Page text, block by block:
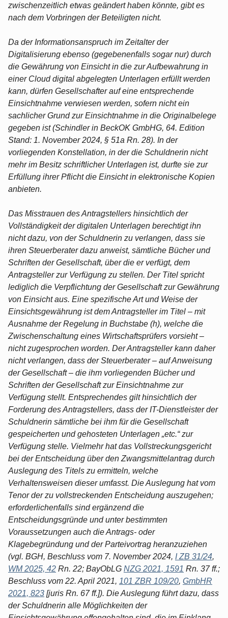
zwischenzeitlich etwas geändert haben könnte, gibt es
nach dem Vorbringen der Beteiligten nicht.
Da der Informationsanspruch im Zeitalter der
Digitalisierung ebenso (gegebenenfalls sogar nur) durch
die Gewährung von Einsicht in die zur Aufbewahrung in
einer Cloud digital abgelegten Unterlagen erfüllt werden
kann, dürfen Gesellschafter auf eine entsprechende
Einsichtnahme verwiesen werden, sofern nicht ein
sachlicher Grund zur Einsichtnahme in die Originalbelege
gegeben ist (Schindler in BeckOK GmbHG, 64. Edition
Stand: 1. November 2024, § 51a Rn. 28). In der
vorliegenden Konstellation, in der die Schuldnerin nicht
mehr im Besitz schriftlicher Unterlagen ist, durfte sie zur
Erfüllung ihrer Pflicht die Einsicht in elektronische Kopien
anbieten.
Das Misstrauen des Antragstellers hinsichtlich der
Vollständigkeit der digitalen Unterlagen berechtigt ihn
nicht dazu, von der Schuldnerin zu verlangen, dass sie
ihren Steuerberater dazu anweist, sämtliche Bücher und
Schriften der Gesellschaft, über die er verfügt, dem
Antragsteller zur Verfügung zu stellen. Der Titel spricht
lediglich die Verpflichtung der Gesellschaft zur Gewährung
von Einsicht aus. Eine spezifische Art und Weise der
Einsichtsgewährung ist dem Antragsteller im Titel – mit
Ausnahme der Regelung in Buchstabe (h), welche die
Zwischenschaltung eines Wirtschaftsprüfers vorsieht –
nicht zugesprochen worden. Der Antragsteller kann daher
nicht verlangen, dass der Steuerberater – auf Anweisung
der Gesellschaft – die ihm vorliegenden Bücher und
Schriften der Gesellschaft zur Einsichtnahme zur
Verfügung stellt. Entsprechendes gilt hinsichtlich der
Forderung des Antragstellers, dass der IT-Dienstleister der
Schuldnerin sämtliche bei ihm für die Gesellschaft
gespeicherten und gehosteten Unterlagen „etc.“ zur
Verfügung stelle. Vielmehr hat das Vollstreckungsgericht
bei der Entscheidung über den Zwangsmittelantrag durch
Auslegung des Titels zu ermitteln, welche
Verhaltensweisen dieser umfasst. Die Auslegung hat vom
Tenor der zu vollstreckenden Entscheidung auszugehen;
erforderlichenfalls sind ergänzend die
Entscheidungsgründe und unter bestimmten
Voraussetzungen auch die Antrags- oder
Klagebegründung und der Parteivortrag heranzuziehen
(vgl. BGH, Beschluss vom 7. November 2024, I ZB 31/24,
WM 2025, 42 Rn. 22; BayObLG NZG 2021, 1591 Rn. 37 ff.;
Beschluss vom 22. April 2021, 101 ZBR 109/20, GmbHR
2021, 823 [juris Rn. 67 ff.]). Die Auslegung führt dazu, dass
der Schuldnerin alle Möglichkeiten der